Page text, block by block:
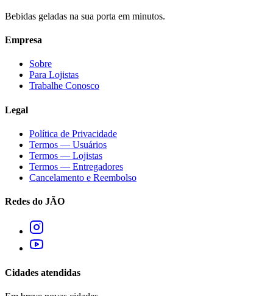
Bebidas geladas na sua porta em minutos.
Empresa
Sobre
Para Lojistas
Trabalhe Conosco
Legal
Política de Privacidade
Termos — Usuários
Termos — Lojistas
Termos — Entregadores
Cancelamento e Reembolso
Redes do JÃO
Cidades atendidas